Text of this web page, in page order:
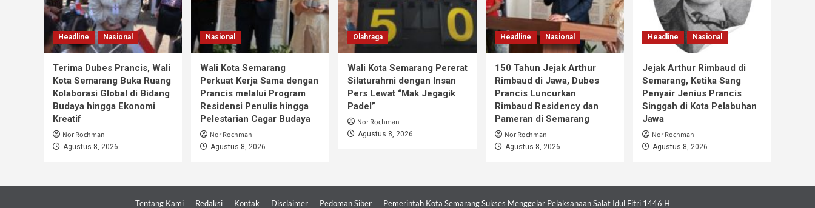
Headline Nasional
Terima Dubes Prancis, Wali
Kota Semarang Buka Ruang
Kolaborasi Global di Bidang
Budaya hingga Ekonomi
Kreatif
Nor Rochman
Agustus 8, 2026
Nasional
Wali Kota Semarang
Perkuat Kerja Sama dengan
Prancis melalui Program
Residensi Penulis hingga
Pelestarian Cagar Budaya
Nor Rochman
Agustus 8, 2026
Olahraga
Wali Kota Semarang Pererat
Silaturahmi dengan Insan
Pers Lewat “Mak Jegagik
Padel”
Nor Rochman
Agustus 8, 2026
Headline Nasional
150 Tahun Jejak Arthur
Rimbaud di Jawa, Dubes
Prancis Luncurkan
Rimbaud Residency dan
Pameran di Semarang
Nor Rochman
Agustus 8, 2026
Headline Nasional
Jejak Arthur Rimbaud di
Semarang, Ketika Sang
Penyair Jenius Prancis
Singgah di Kota Pelabuhan
Jawa
Nor Rochman
Agustus 8, 2026
Tentang Kami Redaksi Kontak Disclaimer Pedoman Siber
Pemerintah Kota Semarang Sukses Menggelar Pelaksanaan Salat Idul Fitri 1446 H